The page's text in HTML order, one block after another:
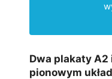
Dwa plakaty
pionowym